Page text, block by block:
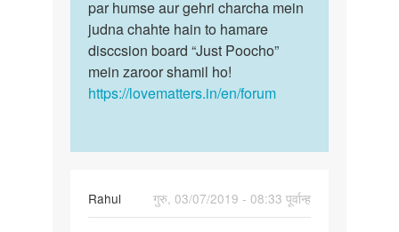
by
jyoti
par humse aur gehri charcha mein
judna chahte hain to hamare
disccsion board “Just Poocho”
mein zaroor shamil ho!
https://lovematters.in/en/forum
Rahul
गुरु, 03/07/2019 - 08:33 पूर्वान्ह